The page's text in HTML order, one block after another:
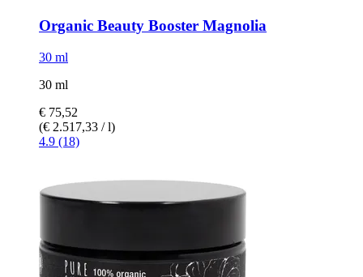
Organic Beauty Booster Magnolia
30 ml
30 ml
€ 75,52
(€ 2.517,33 / l)
4.9 (18)